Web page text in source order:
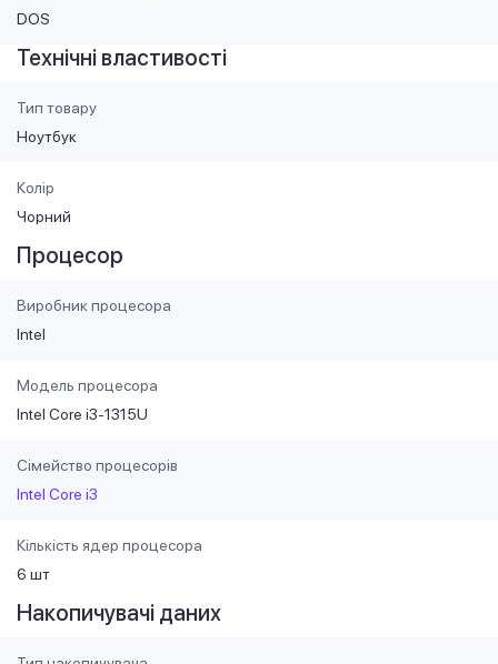
DOS
Технічні властивості
Тип товару
Ноутбук
Колір
Чорний
Процесор
Виробник процесора
Intel
Модель процесора
Intel Core i3-1315U
Сімейство процесорів
Intel Core i3
Кількість ядер процесора
6 шт
Накопичувачі даних